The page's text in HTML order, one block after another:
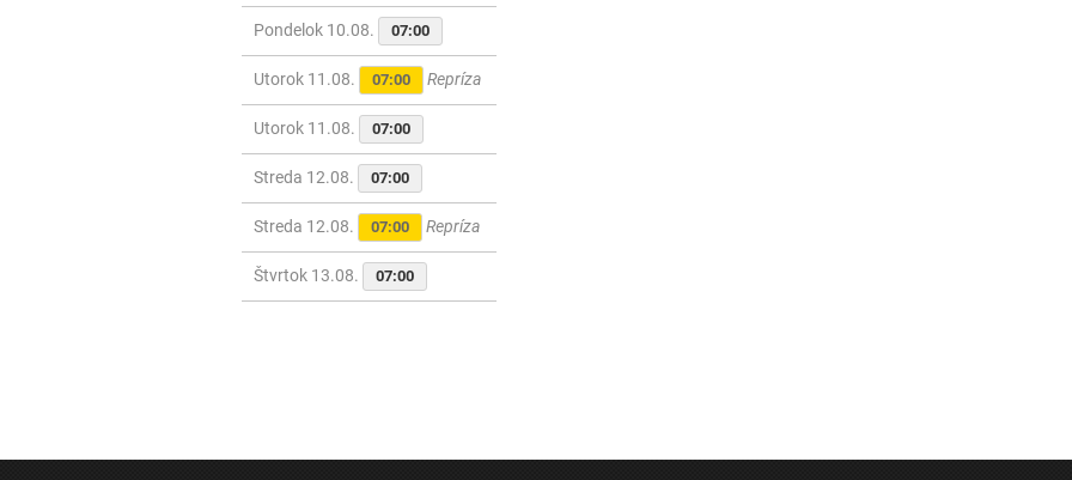
Pondelok 10.08. 07:00
Utorok 11.08. 07:00 Repríza
Utorok 11.08. 07:00
Streda 12.08. 07:00
Streda 12.08. 07:00 Repríza
Štvrtok 13.08. 07:00